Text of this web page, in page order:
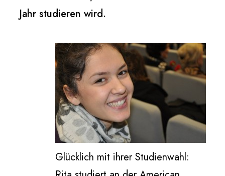
Jahr studieren wird.
Glücklich mit ihrer Studienwahl: